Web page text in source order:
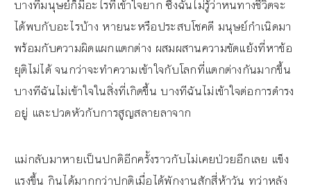
บางทีมนุษย์ก็มีอะไรที่เข้าใจยาก ซึ่งฉันไม่รู้ว่าหนทางชีวิตจะ
ได้พบกับอะไรบ้าง หายนะหรือประสบโชคดี มนุษย์กำเนิดมา
พร้อมกับความผิดแผกแตกต่าง ผสมผสานความขัดแย้งที่หาข้อ
ยุติไม่ได้ จนกว่าจะทำความเข้าใจกับโลกที่แตกต่างกันมากขึ้น
บางทีฉันไม่เข้าใจในสิ่งที่เกิดขึ้น บางทีฉันไม่เข้าใจต่อการดำรง
อยู่ และปวดหัวกับการสูญสลายลาจาก
แม่กลับมาหายเป็นปกติอีกครั้งราวกับไม่เคยป่วยอีกเลย แข็ง
แรงขึ้น กินได้มากกว่าปกติเมื่อได้พักงานสักสี่ห้าวัน ทว่าหลัง